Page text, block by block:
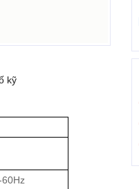
kỹ
60Hz